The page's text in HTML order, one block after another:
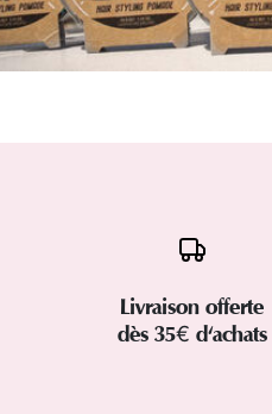
Livraison offerte
dès 35€ d'achats